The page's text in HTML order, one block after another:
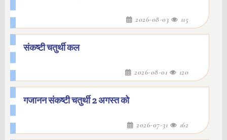
2026-08-03 115
संकष्टी चतुर्थी कल
2026-08-01 120
गजानन संकष्टी चतुर्थी 2 अगस्त को
2026-07-31 162